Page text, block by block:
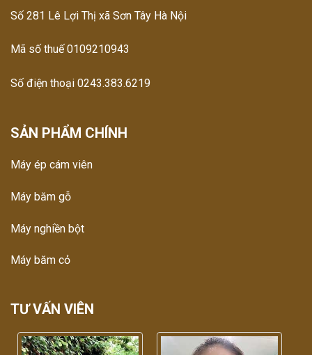
Số 281 Lê Lợi Thị xã Sơn Tây Hà Nội
Mã số thuế 0109210943
Số điện thoại 0243.383.6219
SẢN PHẨM CHÍNH
Máy ép cám viên
Máy băm gỗ
Máy nghiền bột
Máy băm cỏ
TƯ VẤN VIÊN